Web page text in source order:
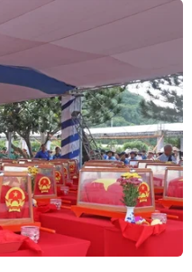
có 233 mã tăng giá,
ngang.
phiên này cũng
vị tại sàn Hà Nội,
tỷ đồng.
cửa tăng 0,11 điểm
điểm. Khối lượng
vị, tương ứng 52,72